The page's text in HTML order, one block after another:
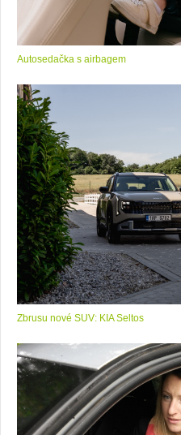
Autosedačka s airbagem
Zbrusu nové SUV: KIA Seltos